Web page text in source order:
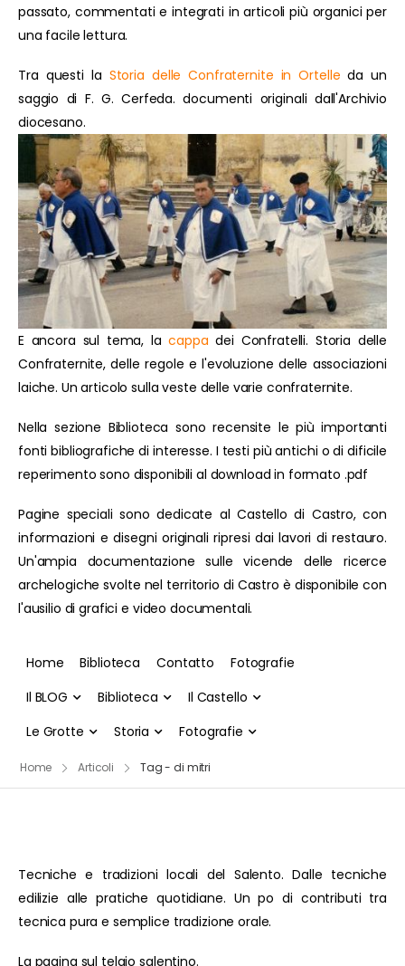
passato, commentati e integrati in articoli più organici per
una facile lettura.
Tra questi la Storia delle Confraternite in Ortelle da un
saggio di F. G. Cerfeda. documenti originali dall'Archivio
diocesano.
E ancora sul tema, lacappa dei Confratelli. Storia delle
Confraternite, delle regole e l'evoluzione delle associazioni
laiche. Un articolo sulla veste delle varie confraternite.
Nella sezione Biblioteca sono recensite le più importanti
fonti bibliografiche di interesse. I testi più antichi o di dificile
reperimento sono disponibili al download in formato .pdf
Pagine speciali sono dedicate al Castello di Castro, con
informazioni e disegni originali ripresi dai lavori di restauro.
Un'ampia documentazione sulle vicende delle ricerce
archelogiche svolte nel territorio di Castro è disponibile con
l'ausilio di grafici e video documentali.
Home Biblioteca Contatto
Fotografie
Il BLOG
Biblioteca
Il Castello
Le Grotte
Storia Fotografie
Home Articoli Tag - di mitri
Tecniche e tradizioni locali del Salento. Dalle tecniche
edilizie alle pratiche quotidiane. Un po di contributi tra
tecnica pura e semplice tradizione orale.
La pagina sul telaio salentino.